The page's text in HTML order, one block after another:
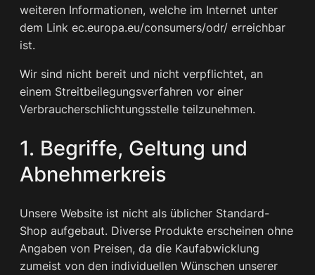
weiteren Informationen, welche im Internet unter
dem Link ec.europa.eu/consumers/odr/ erreichbar
ist.
Wir sind nicht bereit und nicht verpflichtet, an
einem Streitbeilegungsverfahren vor einer
Verbraucherschlichtungsstelle teilzunehmen.
1. Begriffe, Geltung und
Abnehmerkreis
Unsere Website ist nicht als üblicher Standard-
Shop aufgebaut. Diverse Produkte erscheinen ohne
Angaben von Preisen, da die Kaufabwicklung
zumeist von den individuellen Wünschen unserer